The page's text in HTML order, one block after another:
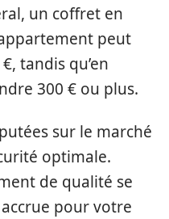
un coffret en
peut
tandis qu’en
300 € ou plus.
sur le marché
optimale.
de qualité se
pour votre